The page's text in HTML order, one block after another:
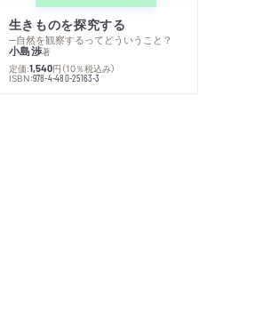
生きものを探究する
─自然を観察するってどういうこと？
小島渉著
定価:1,540円 （10％税込み）
ISBN:978-4-480-25163-3